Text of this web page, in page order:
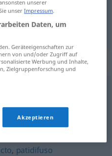
"admirado"
, patidifuso
unserer
unserImpressum.
Daten, um
Geräteeigenschaften zur
von und/oder Zugriff auf
Werbung und Inhalte,
Zielgruppenforschung und
Akzeptieren